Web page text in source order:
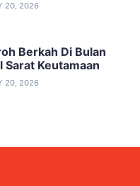
20, 2026
Berkah Di Bulan
Sarat Keutamaan
20, 2026